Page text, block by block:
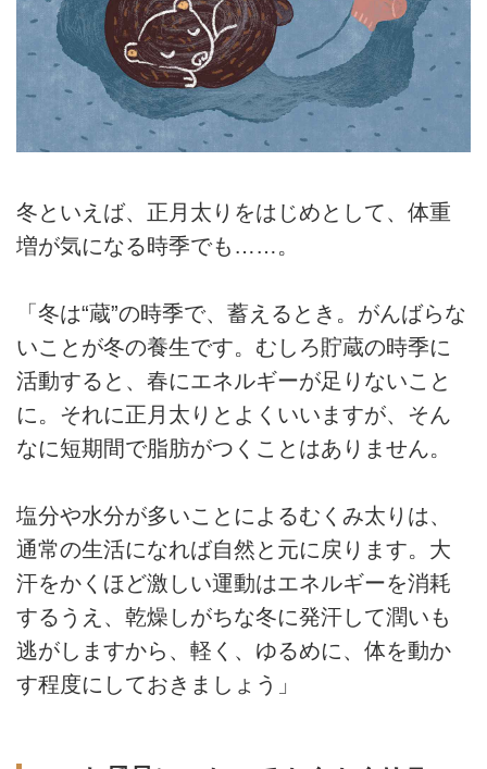
冬といえば、正月太りをはじめとして、体重
増が気になる時季でも……。
「冬は“蔵”の時季で、蓄えるとき。がんばらな
いことが冬の養生です。むしろ貯蔵の時季に
活動すると、春にエネルギーが足りないこと
に。それに正月太りとよくいいますが、そん
なに短期間で脂肪がつくことはありません。
塩分や水分が多いことによるむくみ太りは、
通常の生活になれば自然と元に戻ります。大
汗をかくほど激しい運動はエネルギーを消耗
するうえ、乾燥しがちな冬に発汗して潤いも
逃がしますから、軽く、ゆるめに、体を動か
す程度にしておきましょう」